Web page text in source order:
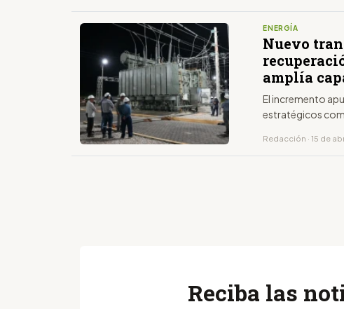
ENERGÍA
Nuevo
amplía
El incremento
estratégicos
Redacción · 15 de
Reciba las